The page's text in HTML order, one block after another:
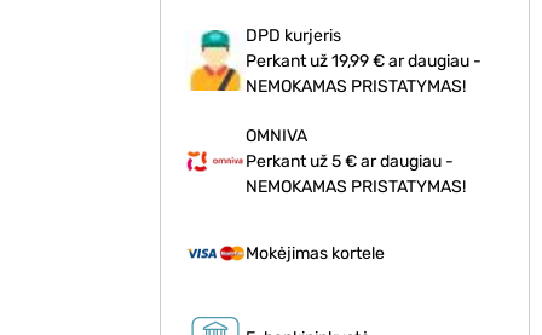
DPD kurjeris
Perkant už 19,99 € ar daugiau -
NEMOKAMAS PRISTATYMAS!
OMNIVA
Perkant už 5 € ar daugiau -
NEMOKAMAS PRISTATYMAS!
Mokėjimas kortele